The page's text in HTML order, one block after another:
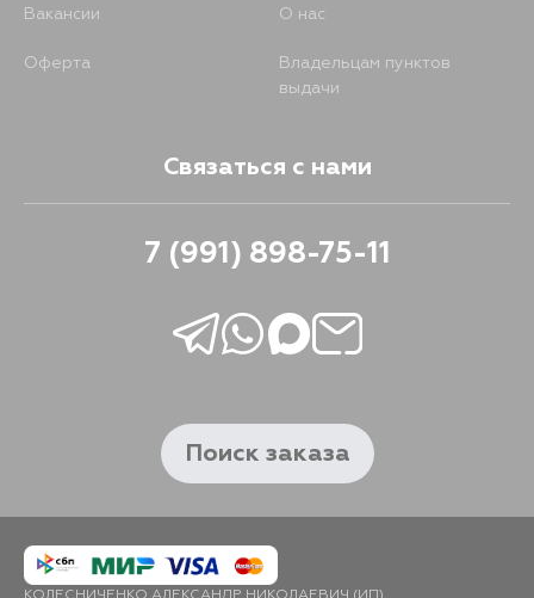
Вакансии О нас
Оферта
Владельцам пунктов
выдачи
Связаться с нами
7 (991) 898-75-11
Поиск заказа